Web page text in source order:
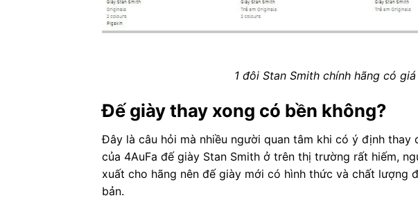
1 đôi Stan Smith chính hãng có
Đế giày thay xong có bền không?
Đây là câu hỏi mà nhiều người quan tâm khi có ý định thay
của 4AuFa đế giày Stan Smith ở trên thị trường rất hiếm,
xuất cho hãng nên đế giày mới có hình thức và chất lượng
bản.